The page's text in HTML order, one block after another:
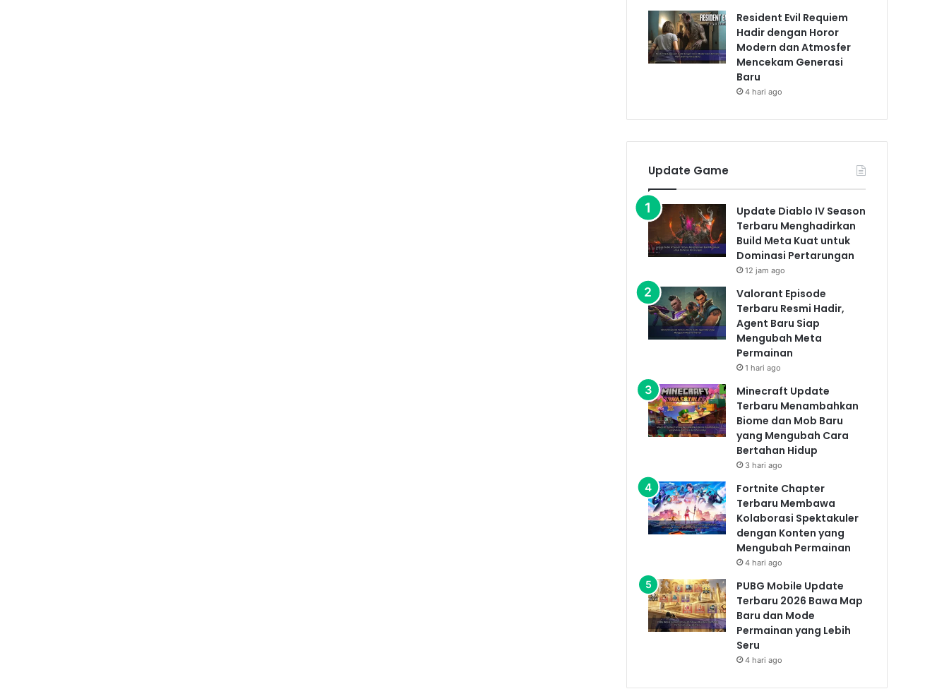
Resident Evil Requiem
Hadir dengan Horor
Modern dan Atmosfer
Mencekam Generasi
Baru
4 hari ago
Update Game
Update Diablo IV Season
Terbaru Menghadirkan
Build Meta Kuat untuk
Dominasi Pertarungan
12 jam ago
Valorant Episode
Terbaru Resmi Hadir,
Agent Baru Siap
Mengubah Meta
Permainan
1 hari ago
Minecraft Update
Terbaru Menambahkan
Biome dan Mob Baru
yang Mengubah Cara
Bertahan Hidup
3 hari ago
Fortnite Chapter
Terbaru Membawa
Kolaborasi Spektakuler
dengan Konten yang
Mengubah Permainan
4 hari ago
PUBG Mobile Update
Terbaru 2026 Bawa Map
Baru dan Mode
Permainan yang Lebih
Seru
4 hari ago